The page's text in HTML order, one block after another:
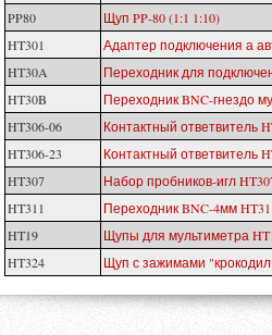
PP80
Щуп PP-80 (1:1 1:10)
HT301
Адаптер подключения а
HT30A
Переходник для
HT30B
Переходник BNC-гнездо
HT306-06
Контактный ответвитель
HT306-23
Контактный ответвитель
HT307
Набор пробников-игл
HT311
Переходник BNC-4мм
HT19
Щупы для мультиметра
HT324
Щуп с зажимами